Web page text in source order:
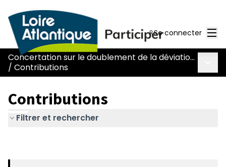
Se connecter
Concertation sur le doublement de la déviation de Chaumes-en-Retz - route Nantes-Pornic
/ Contributions
Contributions
Filtrer et rechercher